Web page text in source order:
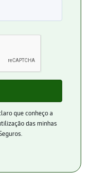
que conheço a
das minhas